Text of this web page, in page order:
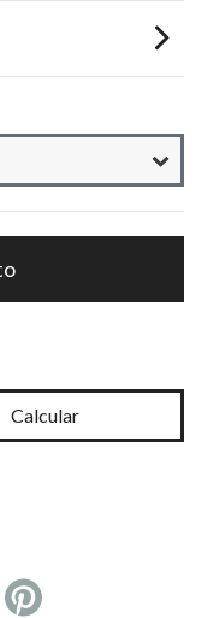
Calcular